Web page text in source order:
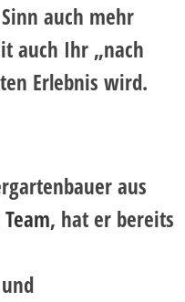
auch mehr
auch Ihr „nach
Erlebnis wird.
aus
, hat er bereits
und